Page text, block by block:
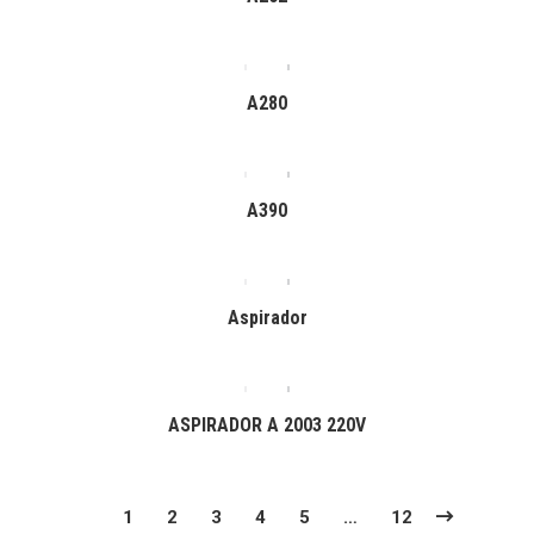
A280
A390
Aspirador
ASPIRADOR A 2003 220V
1 2 3 4 5 … 12